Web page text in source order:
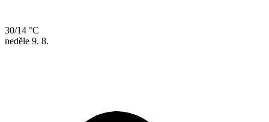
30/14 °C
neděle 9. 8.